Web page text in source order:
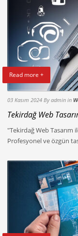
Read more +
03 Kasım 2024 By admin in
Tekirdağ Web
"Tekirdağ Web Tasarım
Profesyonel ve özgün